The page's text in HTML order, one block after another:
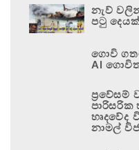
නැව්
පටු
ගොවි
AI
පාරිසරික
හෘදවේද
නාමල්